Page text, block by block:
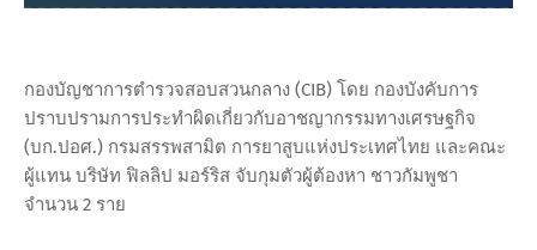
กองบัญชาการตำรวจสอบสวนกลาง (CIB) โดย กองบังคับการ
ปราบปรามการประทำผิดเกี่ยวกับอาชญากรรมทางเศรษฐกิจ
(บก.ปอศ.) กรมสรรพสามิต การยาสูบแห่งประเทศไทย และคณะ
ผู้แทน บริษัท ฟิลลิป มอร์ริส จับกุมตัวผู้ต้องหา ชาวกัมพูชา
จำนวน 2 ราย